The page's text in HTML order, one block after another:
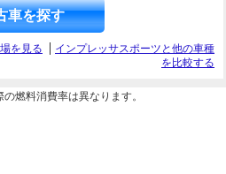
車を探す
を見る
インプレッサスポーツと他の車種
を比較する
燃料消費率は異なります。